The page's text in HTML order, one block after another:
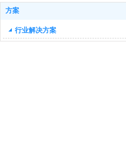
方案
行业解决方案